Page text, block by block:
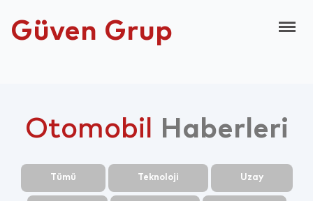
Güven Grup
Otomobil Haberleri
Tümü Teknoloji Uzay